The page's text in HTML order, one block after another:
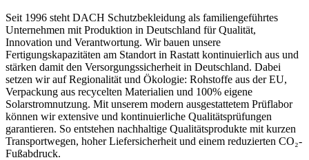
Seit 1996 steht DACH Schutzbekleidung als familiengeführtes
Unternehmen mit Produktion in Deutschland für Qualität,
Innovation und Verantwortung. Wir bauen unsere
Fertigungskapazitäten am Standort in Rastatt kontinuierlich aus und
stärken damit den Versorgungssicherheit in Deutschland. Dabei
setzen wir auf Regionalität und Ökologie: Rohstoffe aus der EU,
Verpackung aus recycelten Materialien und 100% eigene
Solarstromnutzung. Mit unserem modern ausgestattetem Prüflabor
können wir extensive und kontinuierliche Qualitätsprüfungen
garantieren. So entstehen nachhaltige Qualitätsprodukte mit kurzen
Transportwegen, hoher Liefersicherheit und einem reduzierten CO₂-
Fußabdruck.